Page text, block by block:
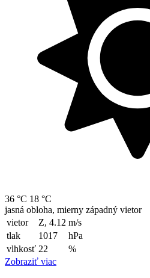
36 °C 18 °C
jasná obloha, mierny západný vietor
vietor
Z, 4.12 m/s
tlak
1017
hPa
vlhkosť 22
%
Zobraziť viac